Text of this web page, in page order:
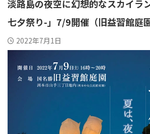
淡路島の夜空に幻想的なスカイラ
七夕祭り-」7/9開催（旧益習館庭園
2022年7月1日